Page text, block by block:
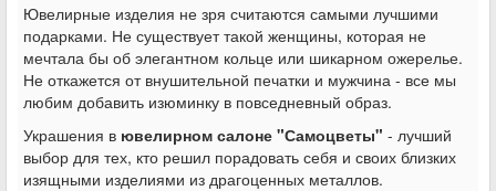
Ювелирные изделия не зря считаются самыми лучшими
подарками. Не существует такой женщины, которая не
мечтала бы об элегантном кольце или шикарном ожерелье.
Не откажется от внушительной печатки и мужчина - все мы
любим добавить изюминку в повседневный образ.
Украшения в ювелирном салоне "Самоцветы" - лучший
выбор для тех, кто решил порадовать себя и своих близких
изящными изделиями из драгоценных металлов.